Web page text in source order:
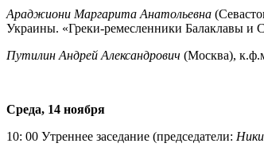
Араджиони Маргарита Анатольевна
Украины. «Греки-ремесленники Балаклавы и
Путилин Андрей Александрович (Москва),
Среда, 14 ноября
10: 00 Утреннее заседание (председатели: